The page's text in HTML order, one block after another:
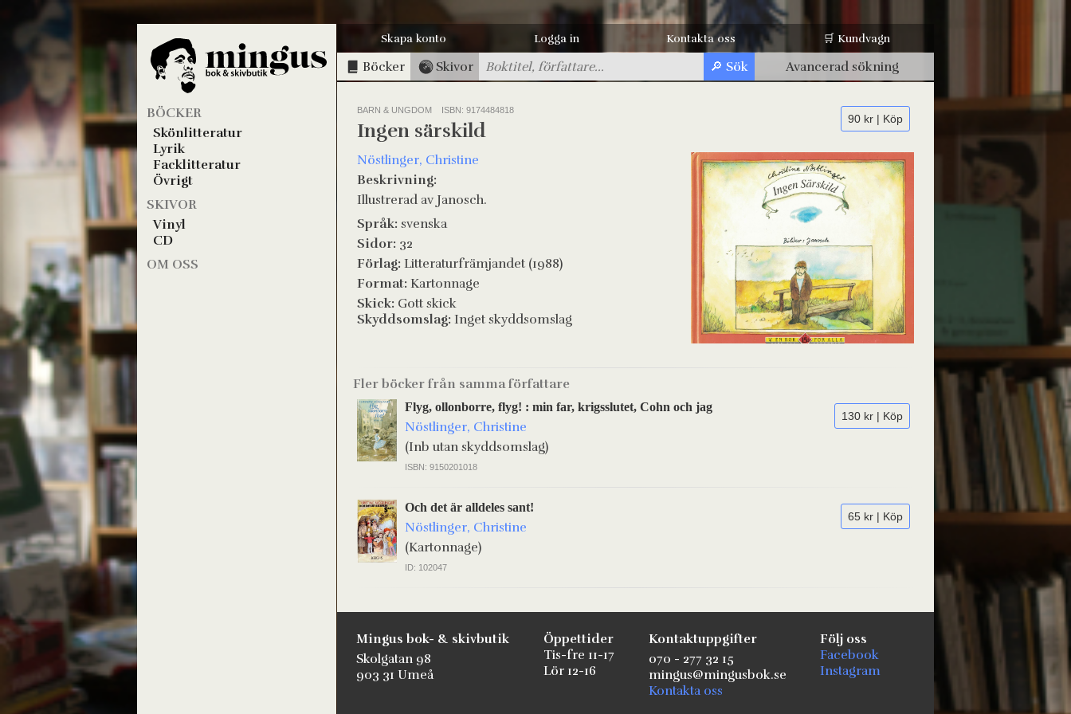
BÖCKER
Skönlitteratur
Lyrik
Facklitteratur
Övrigt
SKIVOR
Vinyl
CD
OM OSS
Skapa konto Logga in Kontakta oss 🛒 Kundvagn
Böcker Skivor Avancerad sökning
BARN & UNGDOM ISBN: 9174484818
90 kr | Köp
Ingen särskild
Nöstlinger, Christine
Beskrivning:
Illustrerad av Janosch.
Språk: svenska
Sidor: 32
Förlag: Litteraturfrämjandet (1988)
Format: Kartonnage
Skick: Gott skick
Skyddsomslag: Inget skyddsomslag
Fler böcker från samma författare
130 kr | Köp
Flyg, ollonborre, flyg! : min far, krigsslutet, Cohn och jag
Nöstlinger, Christine
(Inb utan skyddsomslag)
ISBN: 9150201018
65 kr | Köp
Och det är alldeles sant!
Nöstlinger, Christine
(Kartonnage)
ID: 102047
Mingus bok- & skivbutik
Skolgatan 98
903 31 Umeå
Öppettider
Tis-fre 11-17
Lör 12-16
Kontaktuppgifter
070 - 277 32 15
mingus@mingusbok.se
Kontakta oss
Följ oss
Facebook
Instagram